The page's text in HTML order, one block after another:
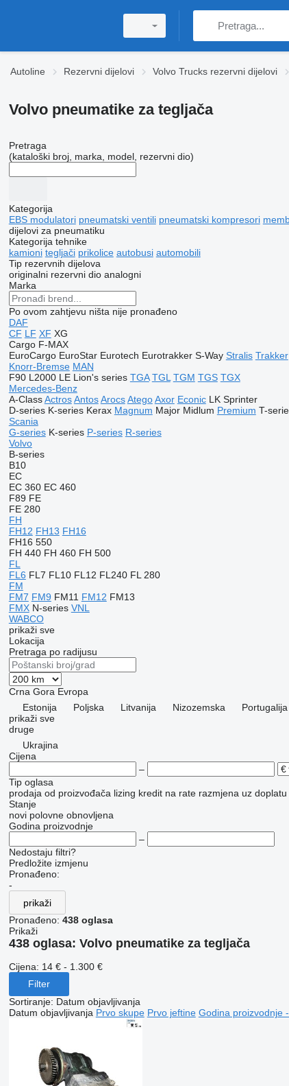
Autoline Rezervni dijelovi Volvo Trucks rezervni dijelovi
Volvo pneumatikе za tegljača
Pretraga
(kataloški broj, marka, model, rezervni dio)
Kategorija
EBS modulatori pneumatski ventili pneumatski kompresori
dijelovi za pneumatiku
Kategorija tehnike
kamioni tegljači prikolice autobusi automobili
Tip rezervnih dijelova
originalni rezervni dio analogni
Marka
Po ovom zahtjevu ništa nije pronađeno
DAF
CF LF XF XG
Cargo F-MAX
EuroCargo EuroStar Eurotech Eurotrakker S-Way Stralis Trakker
Knorr-Bremse MAN
F90 L2000 LE Lion's series TGA TGL TGM TGS TGX
Mercedes-Benz
A-Class Actros Antos Arocs Atego Axor Econic LK Sprinter
D-series K-series Kerax Magnum Major Midlum Premium T-
Scania
G-series K-series P-series R-series
Volvo
B-series
B10
EC
EC 360 EC 460
F89 FE
FE 280
FH
FH12 FH13 FH16
FH16 550
FH 440 FH 460 FH 500
FL
FL6 FL7 FL10 FL12 FL240 FL 280
FM
FM7 FM9 FM11 FM12 FM13
FMX N-series VNL
WABCO
prikaži sve
Lokacija
Pretraga po radijusu
Crna Gora Evropa
Estonija
Poljska Litvanija Nizozemska Portugalija
prikaži sve
druge
Ukrajina
Cijena
–
Tip oglasa
prodaja od proizvođača lizing kredit na rate razmjena uz
Stanje
novi polovne obnovljena
Godina proizvodnje
–
Nedostaju filtri?
Predložite izmjenu
Pronađeno:
-
prikaži
Pronađeno: 438 oglasa
Prikaži
438 oglasa: Volvo pneumatikе za tegljača
Cijena: 14 € - 1.300 €
Filter
Sortiranje: Datum objavljivanja
Datum objavljivanja Prvo skupe Prvo jeftine Godina proizvodnje